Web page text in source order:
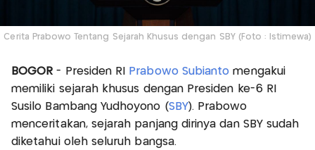
Cerita Prabowo Tentang Sejarah Khusus dengan SBY (Foto : Istimewa)
BOGOR- Presiden RI Prabowo Subianto mengakui
memiliki sejarah khusus dengan Presiden ke-6 RI
Susilo Bambang Yudhoyono (SBY). Prabowo
menceritakan, sejarah panjang dirinya dan SBY sudah
diketahui oleh seluruh bangsa.